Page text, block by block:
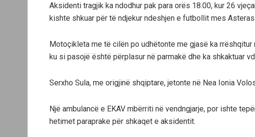
Aksidenti tragjik ka ndodhur pak para orës 18.00, kur 26
kishte shkuar për të ndjekur ndeshjen e futbollit mes
Motoçikleta me të cilën po udhëtonte me gjasë ka
ku si pasojë është përplasur në parmakë dhe ka shkaktuar
Serxho Sula, me origjinë shqiptare, jetonte në Nea Ionia
Një ambulancë e EKAV mbërriti në vendngjarje, por ishte
hetimet paraprake për shkaqet e aksidentit.